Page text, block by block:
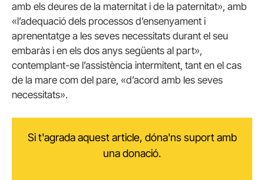
amb els deures de la maternitat i de la paternitat», amb
«l’adequació dels processos d’ensenyament i
aprenentatge a les seves necessitats durant el seu
embaràs i en els dos anys següents al part»,
contemplant-se l’assistència intermitent, tant en el cas
de la mare com del pare, «d’acord amb les seves
necessitats».
Si t'agrada aquest article, dóna'ns suport amb
una donació.